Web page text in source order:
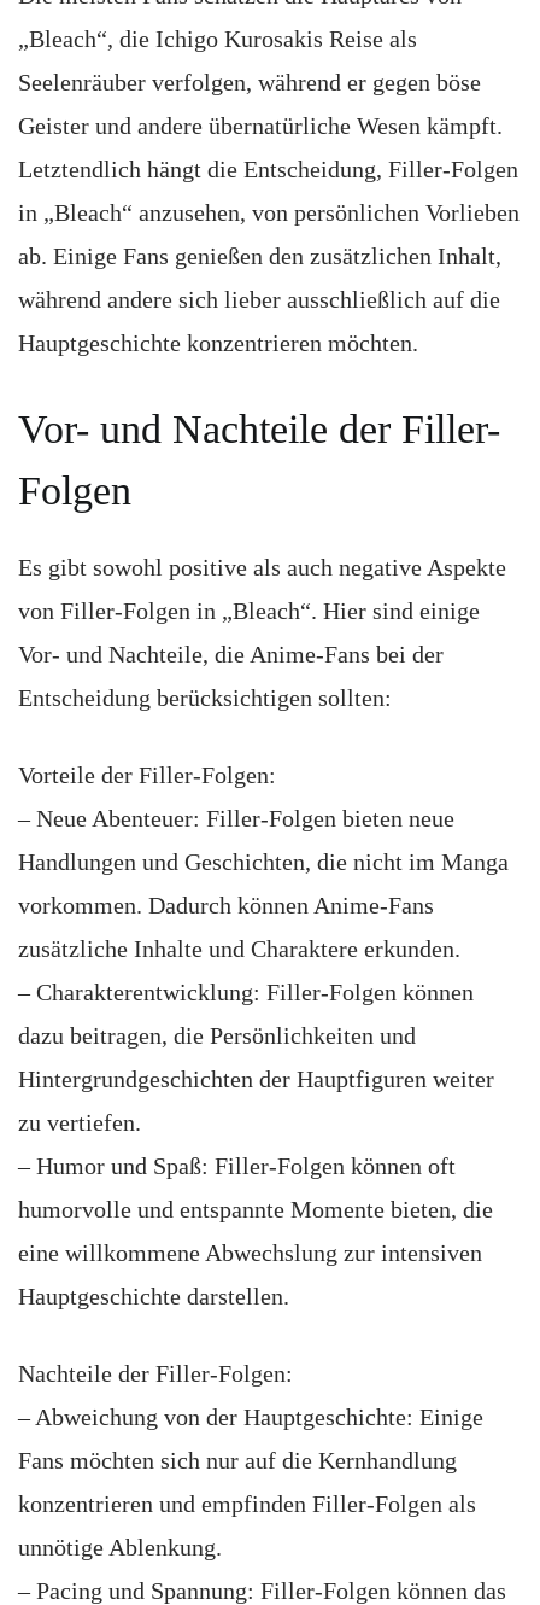
„Bleach“, die Ichigo Kurosakis Reise als
Seelenräuber verfolgen, während er gegen böse
Geister und andere übernatürliche Wesen kämpft.
Letztendlich hängt die Entscheidung, Filler-Folgen
in „Bleach“ anzusehen, von persönlichen Vorlieben
ab. Einige Fans genießen den zusätzlichen Inhalt,
während andere sich lieber ausschließlich auf die
Hauptgeschichte konzentrieren möchten.
Vor- und Nachteile der Filler-
Folgen
Es gibt sowohl positive als auch negative Aspekte
von Filler-Folgen in „Bleach“. Hier sind einige
Vor- und Nachteile, die Anime-Fans bei der
Entscheidung berücksichtigen sollten:
Vorteile der Filler-Folgen:
– Neue Abenteuer: Filler-Folgen bieten neue
Handlungen und Geschichten, die nicht im Manga
vorkommen. Dadurch können Anime-Fans
zusätzliche Inhalte und Charaktere erkunden.
– Charakterentwicklung: Filler-Folgen können
dazu beitragen, die Persönlichkeiten und
Hintergrundgeschichten der Hauptfiguren weiter
zu vertiefen.
– Humor und Spaß: Filler-Folgen können oft
humorvolle und entspannte Momente bieten, die
eine willkommene Abwechslung zur intensiven
Hauptgeschichte darstellen.
Nachteile der Filler-Folgen:
– Abweichung von der Hauptgeschichte: Einige
Fans möchten sich nur auf die Kernhandlung
konzentrieren und empfinden Filler-Folgen als
unnötige Ablenkung.
– Pacing und Spannung: Filler-Folgen können das